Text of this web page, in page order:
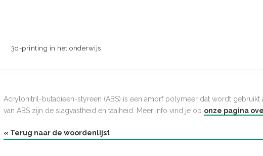
3d-printing in het onderwijs
Acrylonitril-butadieen-styreen (ABS) is een amorf polymeer dat wordt
van ABS zijn de slagvastheid en taaiheid. Meer info vind je op onze pagina
« Terug naar de woordenlijst